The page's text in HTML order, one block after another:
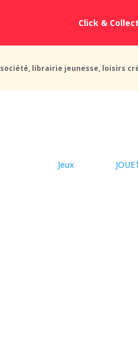
Click &
société, librairie jeunesse, loisirs
Jeux